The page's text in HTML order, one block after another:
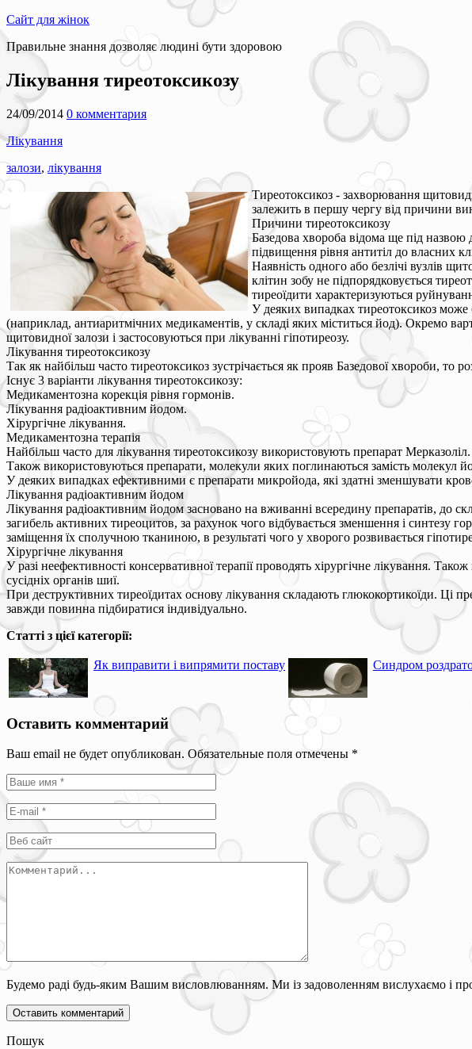
Сайт для жінок
Правильне знання дозволяє людині бути здоровою
Лікування тиреотоксикозу
24/09/2014 0 комментария
Лікування
залози, лікування
Тиреотоксикоз - захворювання
залежить в першу чергу від причини
Причини тиреотоксикозу
Базедова хвороба відома ще під назвою
підвищення рівня антитіл до власних
Наявність одного або безлічі вузлів
клітин зобу не підпорядковується
тиреоїдити характеризуються
У деяких випадках тиреотоксикоз
(наприклад, антиаритмічних медикаментів, у складі яких міститься йод). Окремо
щитовидної залози і застосовуються при лікуванні гіпотиреозу.
Лікування тиреотоксикозу
Так як найбільш часто тиреотоксикоз зустрічається як прояв Базедової хвороби, то
Існує 3 варіанти лікування тиреотоксикозу:
Медикаментозна корекція рівня гормонів.
Лікування радіоактивним йодом.
Хірургічне лікування.
Медикаментозна терапія
Найбільш часто для лікування тиреотоксикозу використовують препарат
Також використовуються препарати, молекули яких поглинаються замість молекул
У деяких випадках ефективними є препарати микройода, які здатні зменшувати
Лікування радіоактивним йодом
Лікування радіоактивним йодом засновано на вживанні всередину препаратів, до
загибель активних тиреоцитов, за рахунок чого відбувається зменшення і синтезу
заміщення їх сполучною тканиною, в результаті чого у хворого розвивається
Хірургічне лікування
У разі неефективності консервативної терапії проводять хірургічне лікування.
сусідніх органів шиї.
При деструктивних тиреоїдитах основу лікування складають глюкокортикоїди. Ці
завжди повинна підбиратися індивідуально.
Статті з цієї категорії:
Як виправити і випрямити поставу
Синдром
Оставить комментарий
Ваш email не будет опубликован. Обязательные поля отмечены *
Будемо раді будь-яким Вашим висловлюванням. Ми із задоволенням вислухаємо і
Пошук